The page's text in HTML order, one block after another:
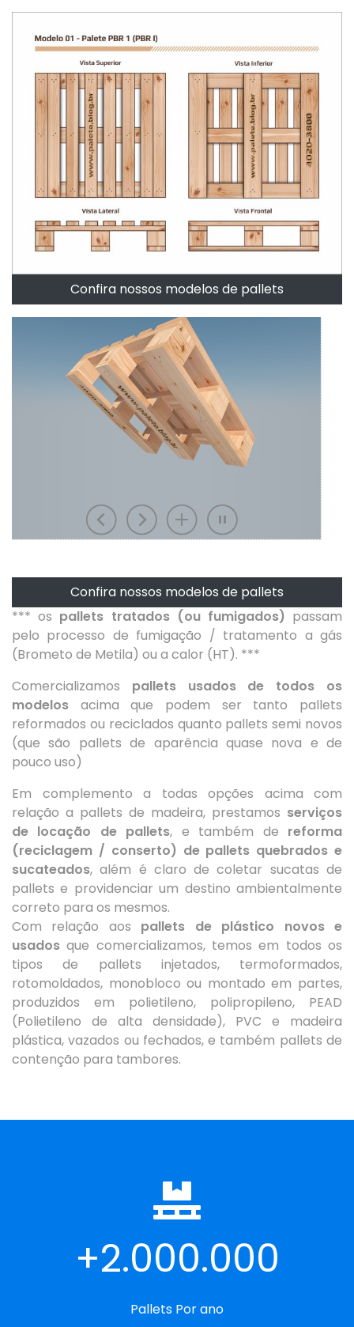
Confira nossos modelos de pallets
Confira nossos modelos de pallets
*** os pallets tratados (ou fumigados) passam
pelo processo de fumigação / tratamento a gás
(Brometo de Metila) ou a calor (HT). ***
Comercializamos pallets usados de todos os
modelos acima que podem ser tanto pallets
reformados ou reciclados quanto pallets semi novos
(que são pallets de aparência quase nova e de
pouco uso)
Em complemento a todas opções acima com
relação a pallets de madeira, prestamos serviços
de locação de pallets, e também de reforma
(reciclagem / conserto) de pallets quebrados e
sucateados, além é claro de coletar sucatas de
pallets e providenciar um destino ambientalmente
correto para os mesmos.
Com relação aos pallets de plástico novos e
usados que comercializamos, temos em todos os
tipos de pallets injetados, termoformados,
rotomoldados, monobloco ou montado em partes,
produzidos em polietileno, polipropileno, PEAD
(Polietileno de alta densidade), PVC e madeira
plástica, vazados ou fechados, e também pallets de
contenção para tambores.
2.000.000
Pallets Por ano